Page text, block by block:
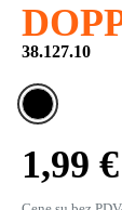
38.127.10
1,99 €